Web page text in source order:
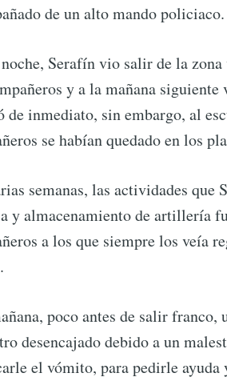
de un alto mando policiaco.
Serafín vio salir de la
y a la mañana
de inmediato, sin embargo, al
se habían quedado en los
semanas, las actividades que
y almacenamiento de artillería
a los que siempre los veía
poco antes de salir
desencajado debido a un
el vómito, para pedirle